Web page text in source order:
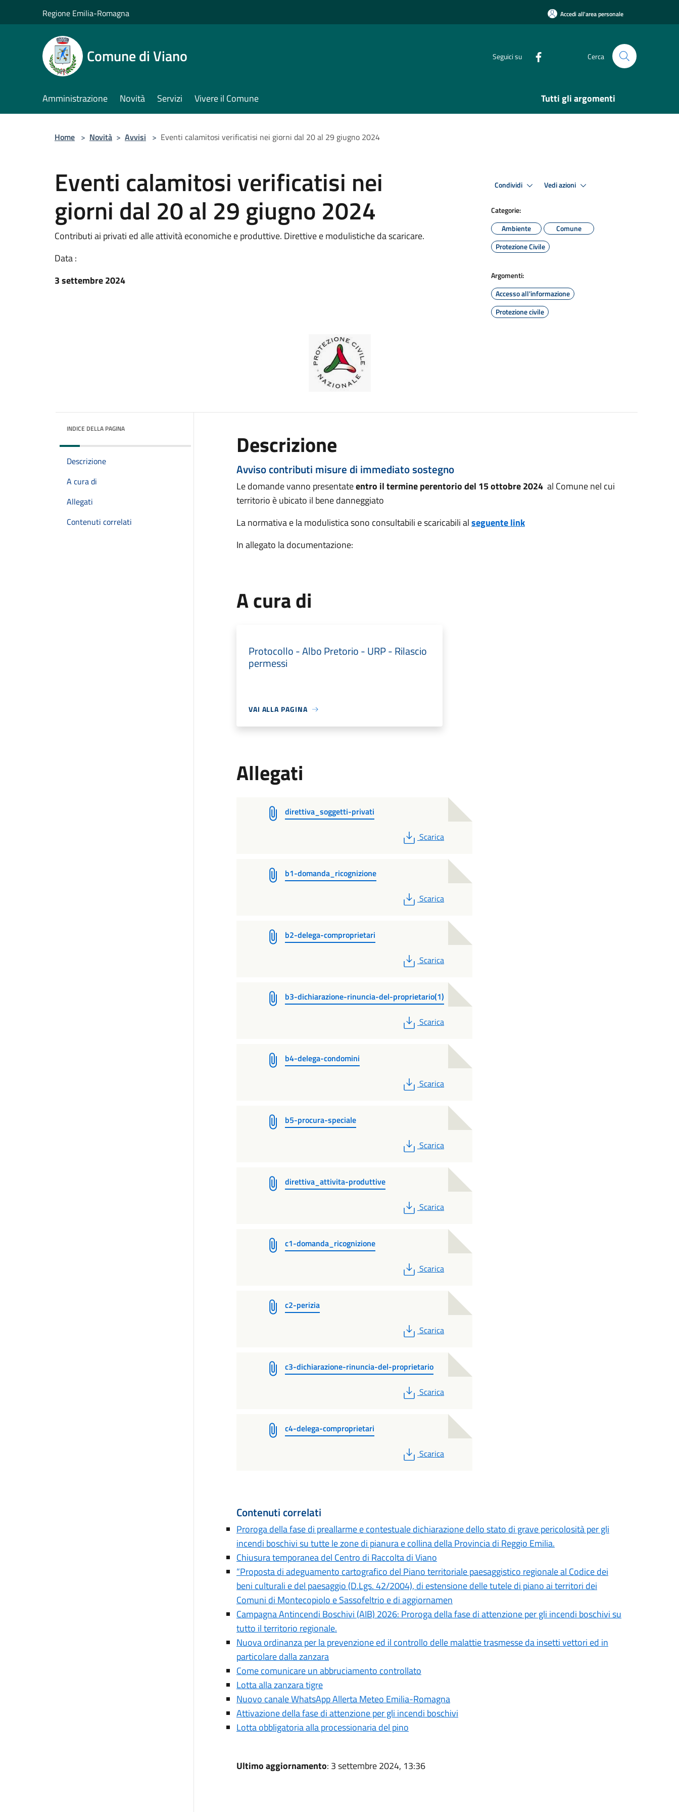
Regione Emilia-Romagna Accedi all'area personale
Comune di Viano Seguici su Cerca
Amministrazione Novità Servizi Vivere il Comune Tutti gli argomenti
Home > Novità > Avvisi > Eventi calamitosi verificatisi nei giorni dal 20 al 29 giugno 2024
Eventi calamitosi verificatisi nei
giorni dal 20 al 29 giugno 2024
Contributi ai privati ed alle attività economiche e produttive. Direttive e modulistiche da scaricare.
Data :
3 settembre 2024
Condividi Vedi azioni
Categorie:
Ambiente
Comune
Protezione Civile
Argomenti:
Accesso all'informazione
Protezione civile
INDICE DELLA PAGINA
Descrizione
A cura di
Allegati
Contenuti correlati
Descrizione
Avviso contributi misure di immediato sostegno
Le domande vanno presentateentro il termine perentorio del 15 ottobre 2024 al Comune nel cui
territorio è ubicato il bene danneggiato
La normativa e la modulistica sono consultabili e scaricabili alseguente link
In allegato la documentazione:
A cura di
Protocollo - Albo Pretorio - URP - Rilascio
permessi
VAI ALLA PAGINA
Allegati
direttiva_soggetti-privati
PDF
Scarica
b1-domanda_ricognizione
PDF
Scarica
b2-delega-comproprietari
PDF
Scarica
b3-dichiarazione-rinuncia-del-proprietario(1)
PDF
Scarica
b4-delega-condomini
PDF
Scarica
b5-procura-speciale
PDF
Scarica
direttiva_attivita-produttive
PDF
Scarica
c1-domanda_ricognizione
PDF
Scarica
c2-perizia
PDF
Scarica
c3-dichiarazione-rinuncia-del-proprietario
PDF
Scarica
c4-delega-comproprietari
PDF
Scarica
Contenuti correlati
Proroga della fase di preallarme e contestuale dichiarazione dello stato di grave pericolosità per gli
incendi boschivi su tutte le zone di pianura e collina della Provincia di Reggio Emilia.
Chiusura temporanea del Centro di Raccolta di Viano
“Proposta di adeguamento cartografico del Piano territoriale paesaggistico regionale al Codice dei
beni culturali e del paesaggio (D.Lgs. 42/2004), di estensione delle tutele di piano ai territori dei
Comuni di Montecopiolo e Sassofeltrio e di aggiornamen
Campagna Antincendi Boschivi (AIB) 2026: Proroga della fase di attenzione per gli incendi boschivi su
tutto il territorio regionale.
Nuova ordinanza per la prevenzione ed il controllo delle malattie trasmesse da insetti vettori ed in
particolare dalla zanzara
Come comunicare un abbruciamento controllato
Lotta alla zanzara tigre
Nuovo canale WhatsApp Allerta Meteo Emilia-Romagna
Attivazione della fase di attenzione per gli incendi boschivi
Lotta obbligatoria alla processionaria del pino
Ultimo aggiornamento: 3 settembre 2024, 13:36